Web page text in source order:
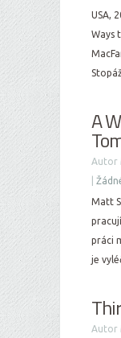
USA,
Ways
A
Autor
Matt
práci
je
Autor